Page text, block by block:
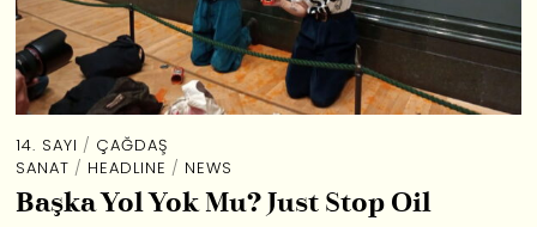
14. SAYI / ÇAĞDAŞ
SANAT / HEADLINE / NEWS
Başka Yol Yok Mu? Just Stop Oil